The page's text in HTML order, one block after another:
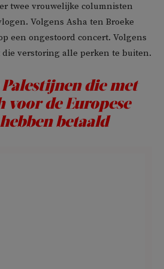
twee vrouwelijke columnisten
Volgens Asha ten Broeke
een ongestoord concert. Volgens
verstoring alle perken te buiten.
die met
voor de Europese
betaald